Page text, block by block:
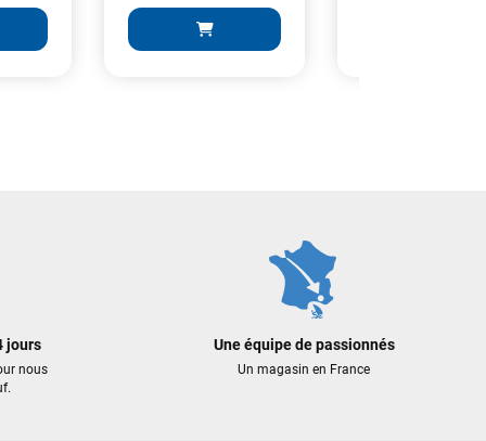
jours
nous
Une équipe de passionnés
Un magasin en France